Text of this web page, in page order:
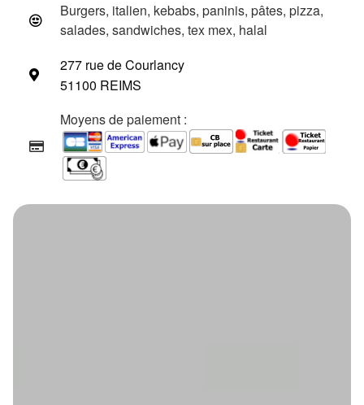
Burgers, italien, kebabs, paninis, pâtes, pizza,
salades, sandwiches, tex mex, halal
277 rue de Courlancy
51100 REIMS
Moyens de paiement :